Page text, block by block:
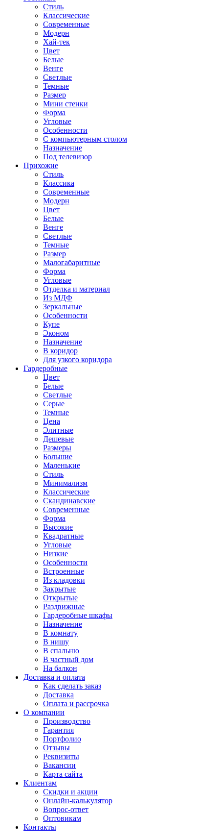
Стиль
Классические
Современные
Модерн
Хай-тек
Цвет
Белые
Венге
Светлые
Темные
Размер
Мини стенки
Форма
Угловые
Особенности
С компьютерным столом
Назначение
Под телевизор
Прихожие
Стиль
Классика
Современные
Модерн
Цвет
Белые
Венге
Светлые
Темные
Размер
Малогабаритные
Форма
Угловые
Отделка и материал
Из МДФ
Зеркальные
Особенности
Купе
Эконом
Назначение
В коридор
Для узкого коридора
Гардеробные
Цвет
Белые
Светлые
Серые
Темные
Цена
Элитные
Дешевые
Размеры
Большие
Маленькие
Стиль
Минимализм
Классические
Скандинавские
Современные
Форма
Высокие
Квадратные
Угловые
Низкие
Особенности
Встроенные
Из кладовки
Закрытые
Открытые
Раздвижные
Гардеробные шкафы
Назначение
В комнату
В нишу
В спальню
В частный дом
На балкон
Доставка и оплата
Как сделать заказ
Доставка
Оплата и рассрочка
О компании
Производство
Гарантия
Портфолио
Отзывы
Реквизиты
Вакансии
Карта сайта
Клиентам
Скидки и акции
Онлайн-калькулятор
Вопрос-ответ
Оптовикам
Контакты